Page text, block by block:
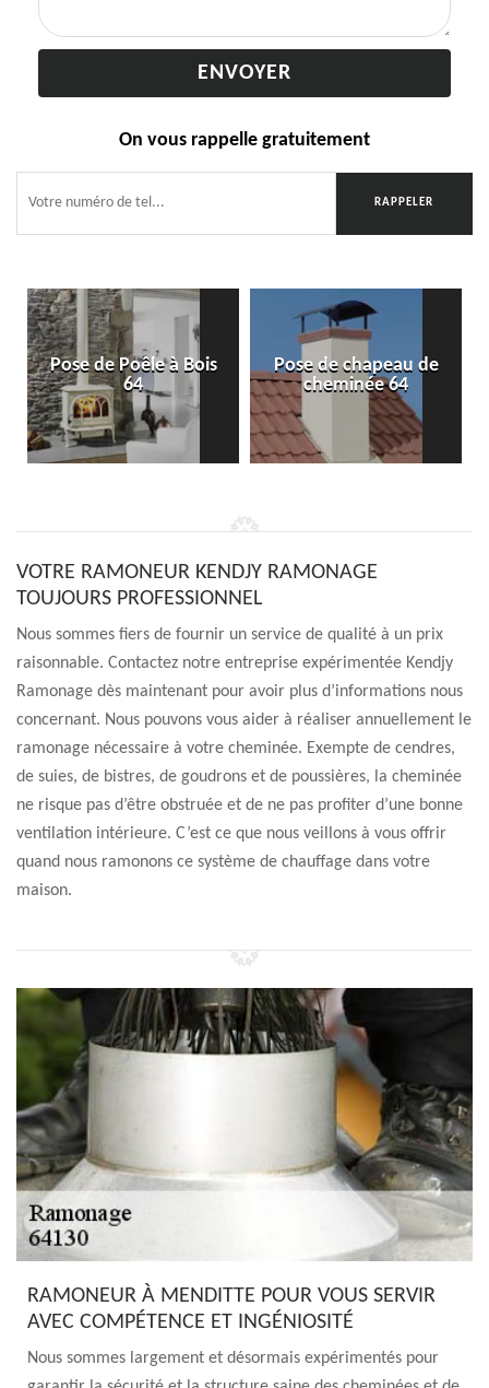
On vous rappelle gratuitement
Pose de Poêle à Bois
64
Pose de chapeau de
cheminée 64
VOTRE RAMONEUR KENDJY RAMONAGE
TOUJOURS PROFESSIONNEL
Nous sommes fiers de fournir un service de qualité à un prix
raisonnable. Contactez notre entreprise expérimentée Kendjy
Ramonage dès maintenant pour avoir plus d’informations nous
concernant. Nous pouvons vous aider à réaliser annuellement le
ramonage nécessaire à votre cheminée. Exempte de cendres,
de suies, de bistres, de goudrons et de poussières, la cheminée
ne risque pas d’être obstruée et de ne pas profiter d’une bonne
ventilation intérieure. C’est ce que nous veillons à vous offrir
quand nous ramonons ce système de chauffage dans votre
maison.
RAMONEUR À MENDITTE POUR VOUS SERVIR
AVEC COMPÉTENCE ET INGÉNIOSITÉ
Nous sommes largement et désormais expérimentés pour